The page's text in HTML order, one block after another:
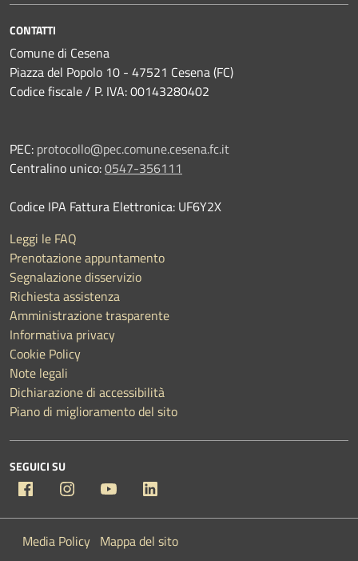
CONTATTI
Comune di Cesena
Piazza del Popolo 10 - 47521 Cesena (FC)
Codice fiscale / P. IVA: 00143280402
PEC: protocollo@pec.comune.cesena.fc.it
Centralino unico:0547-356111
Codice IPA Fattura Elettronica: UF6Y2X
Leggi le FAQ
Prenotazione appuntamento
Segnalazione disservizio
Richiesta assistenza
Amministrazione trasparente
Informativa privacy
Cookie Policy
Note legali
Dichiarazione di accessibilità
Piano di miglioramento del sito
SEGUICI SU
Facebook Instagram YouTube
Media Policy Mappa del sito